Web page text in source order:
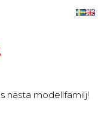
nästa modellfamilj!